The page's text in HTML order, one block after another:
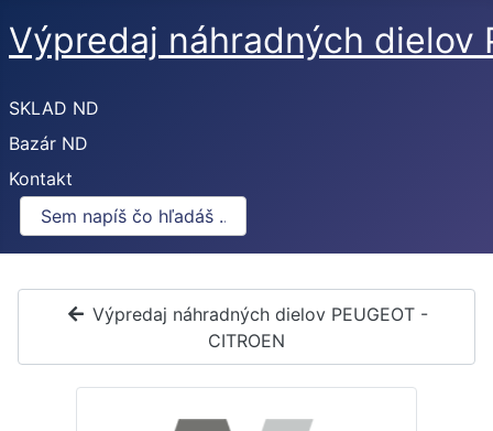
Výpredaj náhradných dielov
SKLAD ND
Bazár ND
Kontakt
Výpredaj náhradných dielov PEUGEOT -
CITROEN